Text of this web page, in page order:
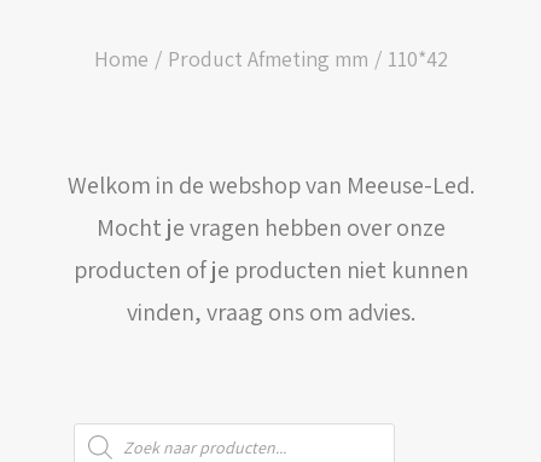
WEBSHOP
LOGIN / REGISTER
WINKELWAGEN
Home Product Afmeting mm 110*42
Welkom in de webshop van Meeuse-Led.
Mocht je vragen hebben over onze
producten of je producten niet kunnen
vinden, vraag ons om advies.
Producten